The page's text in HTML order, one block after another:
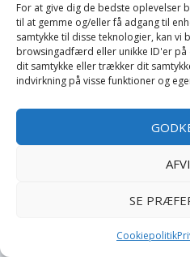
For at give dig de bedste oplevelser
til at gemme og/eller få adgang til
samtykke til disse teknologier, kan vi
browsingadfærd eller unikke ID'er på
dit samtykke eller trækker dit
indvirkning på visse funktioner og
SE
Cookiepolitik
Stablelegetøj
Stofble
Stoleunderlag